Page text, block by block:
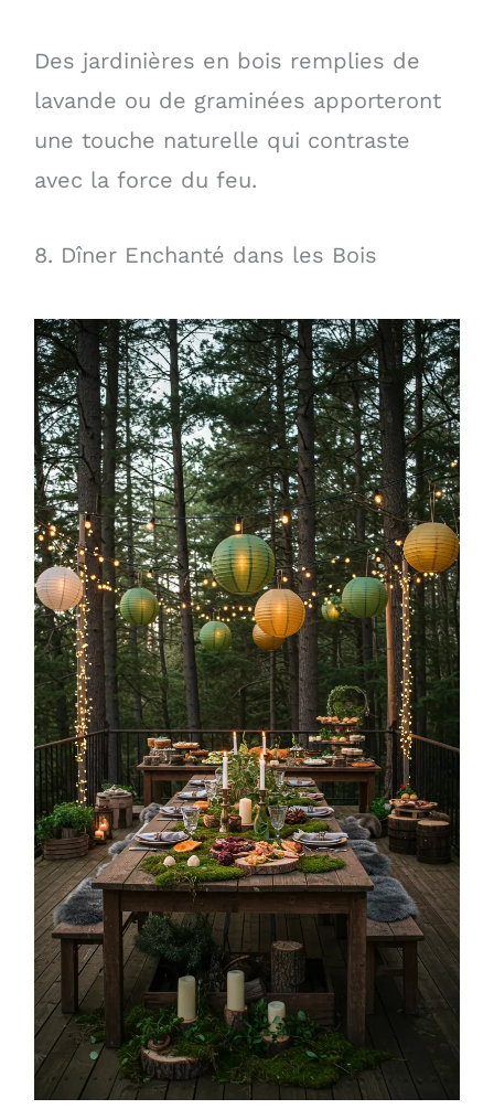
Des jardinières en bois remplies de
lavande ou de graminées apporteront
une touche naturelle qui contraste
avec la force du feu.
8. Dîner Enchanté dans les Bois